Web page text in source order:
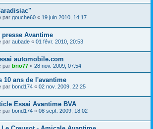
par gouche60 « 19 juin 2010, 14:17
Avantime
par aubade « 01 févr. 2010, 20:53
automobile.com
par brio77 « 28 nov. 2009, 07:54
10 ans de l'avantime
par bond174 « 02 nov. 2009, 22:25
Essai Avantime BVA
par bond174 « 08 sept. 2009, 18:02